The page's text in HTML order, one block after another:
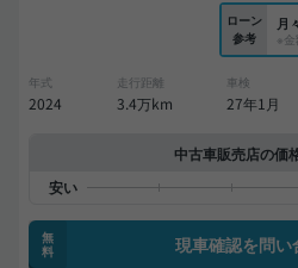
ローン
参考
月
※
年式
2024
走行距離
3.4万km
車検
27年1月
中古車販売店の価
無
料
現車確認を問い